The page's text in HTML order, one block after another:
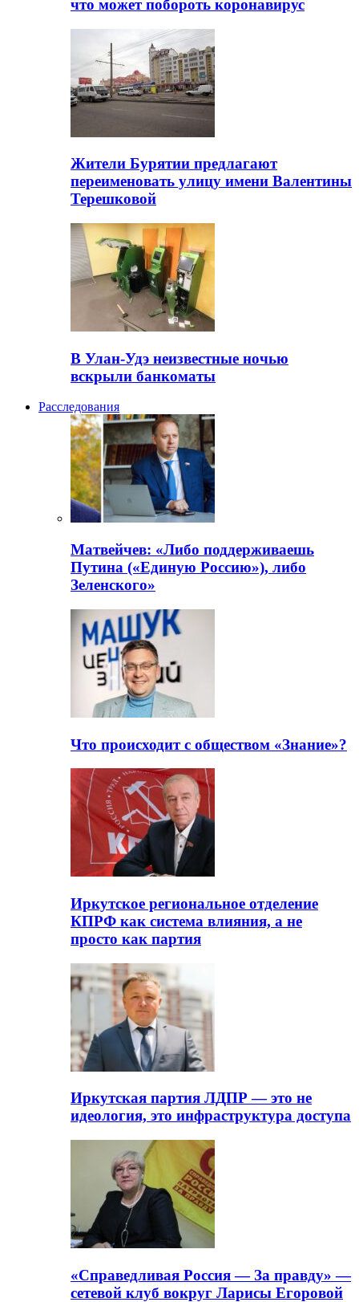
что может побороть коронавирус
Жители Бурятии предлагают
переименовать улицу имени Валентины
Терешковой
В Улан-Удэ неизвестные ночью
вскрыли банкоматы
Расследования
Матвейчев: «Либо поддерживаешь
Путина («Единую Россию»), либо
Зеленского»
Что происходит с обществом «Знание»?
Иркутское региональное отделение
КПРФ как система влияния, а не
просто как партия
Иркутская партия ЛДПР — это не
идеология, это инфраструктура доступа
«Справедливая Россия — За правду» —
сетевой клуб вокруг Ларисы Егоровой